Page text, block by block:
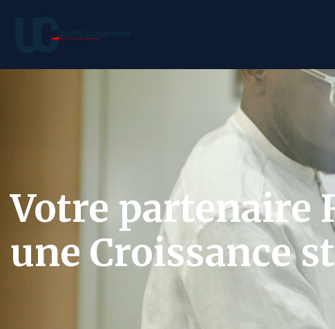
Votre partenaire
une Croissance